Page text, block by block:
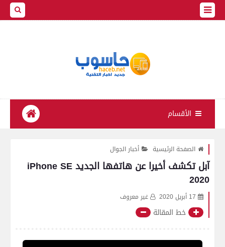
الأقسام
الصفحة الرئيسية أخبار الجوال
آبل تكشف أخيرا عن هاتفها الجديد iPhone SE
2020
17 أبريل 2020 غير معروف
خط المقالة